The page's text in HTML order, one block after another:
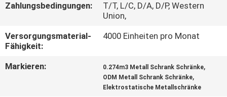
UNS
IN
VERBINDUNG
Zahlungsbedingungen:
T/T, L/C, D/A, D/P, Western
Union,
Versorgungsmaterial-
Fähigkeit:
4000 Einheiten pro Monat
Markieren: 0.274m3 Metall Schrank Schränke,
ODM Metall Schrank Schränke,
Elektrostatische Metallschränke